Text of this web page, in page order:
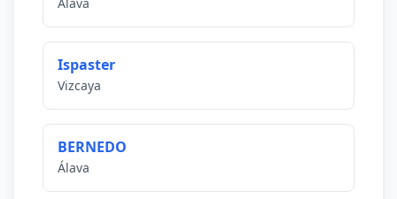
Ispaster
Vizcaya
BERNEDO
Álava